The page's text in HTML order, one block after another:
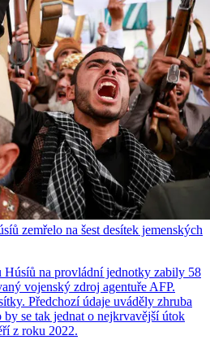
zemřelo na šest desítek jemenských
Húsíů na provládní jednotky zabily 58
vojenský zdroj agentuře AFP.
Předchozí údaje uváděly zhruba
se tak jednat o nejkrvavější útok
z roku 2022.